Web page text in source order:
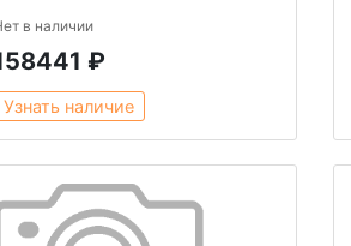
в наличии
₽
Узнать наличие